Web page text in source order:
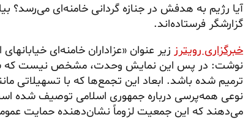
آیا رژیم به هدفش در جنازه گردانی خامنه‌ای می‌رسد؟
گزارشگر فرستاده‌اند.
خبرگزاری رویترز زیر عنوان «عزاداران خامنه‌ای
نوشت: در پس این نمایش وحدت، مشخص نیست که
ترمیم شده باشد. ابعاد این تجمع‌ها که با تسهیلاتی
نوعی همه‌پرسی درباره جمهوری اسلامی توصیف شده
می‌دهند که این جمعیت لزوماً نشان‌دهنده حمایت